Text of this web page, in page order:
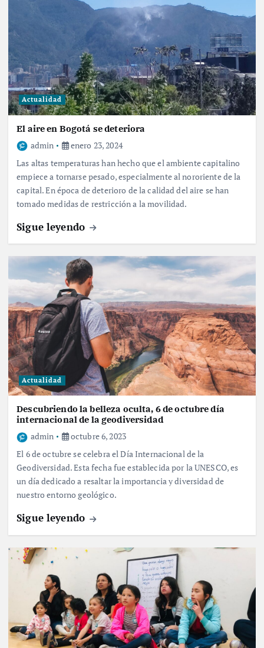
Actualidad
El aire en Bogotá se deteriora
admin
enero 23, 2024
Las altas temperaturas han hecho que el ambiente capitalino
empiece a tornarse pesado, especialmente al nororiente de la
capital. En época de deterioro de la calidad del aire se han
tomado medidas de restricción a la movilidad.
Sigue leyendo
Actualidad
Descubriendo la belleza oculta, 6 de octubre día
internacional de la geodiversidad
admin
octubre 6, 2023
El 6 de octubre se celebra el Día Internacional de la
Geodiversidad. Esta fecha fue establecida por la UNESCO, es
un día dedicado a resaltar la importancia y diversidad de
nuestro entorno geológico.
Sigue leyendo